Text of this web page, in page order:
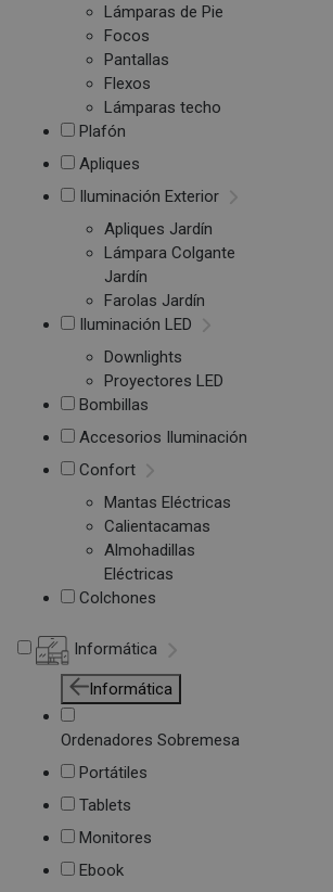
Lámparas de Pie
Focos
Pantallas
Flexos
Lámparas techo
Plafón
Apliques
Iluminación Exterior
Apliques Jardín
Lámpara Colgante
Jardín
Farolas Jardín
Iluminación LED
Downlights
Proyectores LED
Bombillas
Accesorios Iluminación
Confort
Mantas Eléctricas
Calientacamas
Almohadillas
Eléctricas
Colchones
Informática
Informática
Ordenadores Sobremesa
Portátiles
Tablets
Monitores
Ebook